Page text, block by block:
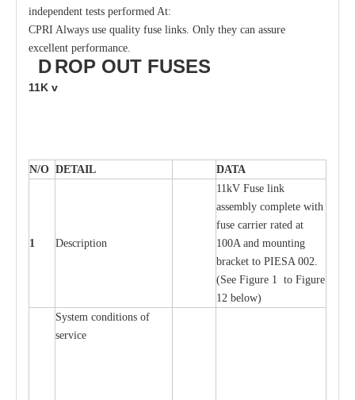
independent tests performed At:
CPRI Always use quality fuse links. Only they can assure
excellent performance.
DROP OUT FUSES
11K v
N/O DETAIL DATA
1 Description
11kV Fuse link
assembly complete with
fuse carrier rated at
100A and mounting
bracket to PIESA 002.
(See Figure 1 to Figure
12 below)
System conditions of
service